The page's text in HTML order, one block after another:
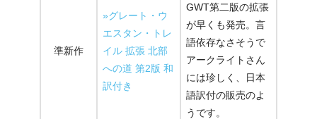
準新作
»グレート・ウ
エスタン・トレ
イル 拡張 北部
への道 第2版 和
訳付き
GWT第二版の拡張
が早くも発売。言
語依存なさそうで
アークライトさん
には珍しく、日本
語訳付の販売のよ
うです。